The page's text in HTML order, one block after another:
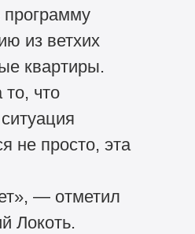
программу
из ветхих
квартиры.
что
не просто, эта
— отметил
Локоть.